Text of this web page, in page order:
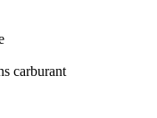
carburant